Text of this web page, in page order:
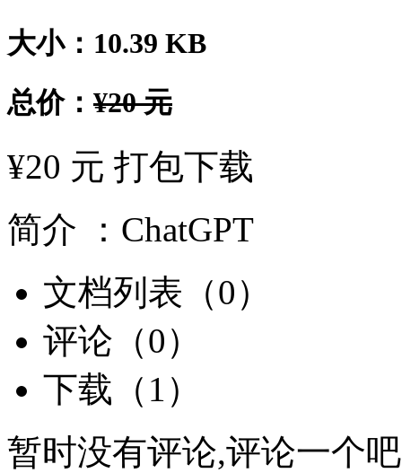
大小：10.39 KB
总价： ¥20 元
¥20 元 打包下载
简介 ： ChatGPT
文档列表（0）
评论（0）
下载（1）
暂时没有评论,评论一个